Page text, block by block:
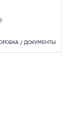
/ ДОКУМЕНТЫ